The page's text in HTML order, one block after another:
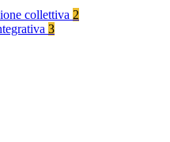
collettiva 2
3